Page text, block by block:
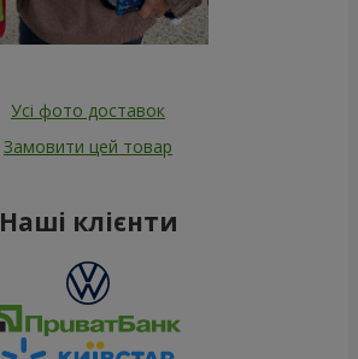
Усі фото доставок
Замовити цей товар
Наші клієнти